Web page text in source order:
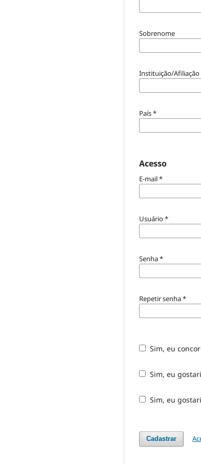
Sobrenome
Instituição/Afiliação
País*
Acesso
E-mail*
Usuário*
Senha*
Repetir senha*
Sim, eu
Sim, eu
Sim, eu
Cadastrar